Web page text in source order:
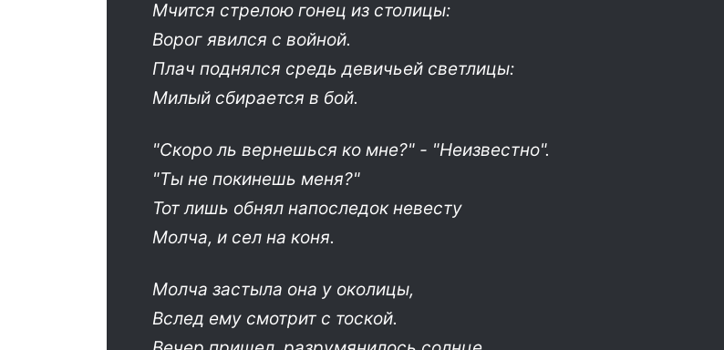
Мчится стрелою гонец из столицы:
Ворог явился с войной.
Плач поднялся средь девичьей светлицы:
Милый сбирается в бой.
"Скоро ль вернешься ко мне?" - "Неизвестно".
"Ты не покинешь меня?"
Тот лишь обнял напоследок невесту
Молча, и сел на коня.
Молча застыла она у околицы,
Вслед ему смотрит с тоской.